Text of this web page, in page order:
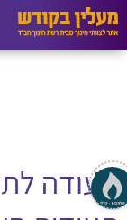
תעודה